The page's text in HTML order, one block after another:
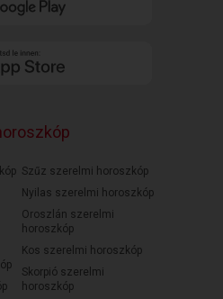
Szűz szerelmi horoszkóp
Nyilas szerelmi horoszkóp
Oroszlán szerelmi
horoszkóp
Kos szerelmi horoszkóp
Skorpió szerelmi
horoszkóp